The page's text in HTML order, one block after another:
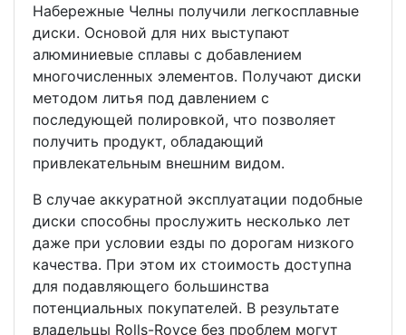
Набережные Челны получили легкосплавные
диски. Основой для них выступают
алюминиевые сплавы с добавлением
многочисленных элементов. Получают диски
методом литья под давлением с
последующей полировкой, что позволяет
получить продукт, обладающий
привлекательным внешним видом.
В случае аккуратной эксплуатации подобные
диски способны прослужить несколько лет
даже при условии езды по дорогам низкого
качества. При этом их стоимость доступна
для подавляющего большинства
потенциальных покупателей. В результате
владельцы Rolls-Royce без проблем могут